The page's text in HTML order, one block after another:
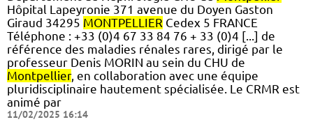
Hôpital Lapeyronie 371 avenue du Doyen Gaston
Giraud 34295 MONTPELLIER Cedex 5 FRANCE
Téléphone : +33 (0)4 67 33 84 76 + 33 (0)4 [...] de
référence des maladies rénales rares, dirigé par le
professeur Denis MORIN au sein du CHU de
Montpellier, en collaboration avec une équipe
pluridisciplinaire hautement spécialisée. Le CRMR est
animé par
11/02/2025 16:14